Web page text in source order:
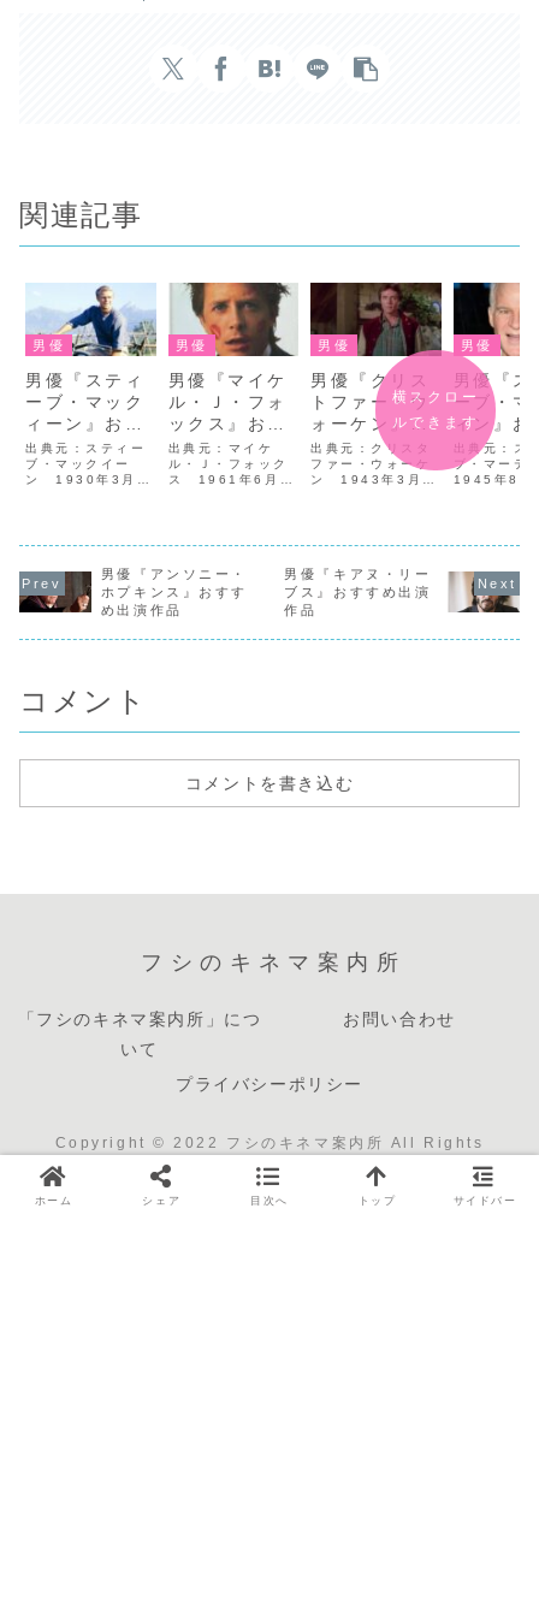
関連記事
男優
男優『スティ
ーブ・マック
ィーン』おす
すめ出演作品
出典元：スティー
ブ・マックイー
ン 1930年3月
夫や水夫をしなが
ら各地を転々とす
る。48年海兵隊入
りし、除隊後はニ
男優
男優『マイケ
ル・Ｊ・フォ
ックス』おす
すめ出演作品
出典元：マイケ
ル・Ｊ・フォック
ス 1961年6月9
『Leo and me』
に出演し芸能界入
りする。18歳でア
メリカへ渡り、俳
男優
男優『クリス
トファー・ウ
ォーケン』お
すすめ出演作
品
出典元：クリスタ
ファー・ウォーケ
ン 1943年3月
1978年のマイケ
ル・チミノ監督作
品「ディア・ハン
ター」でアカデミ
男優
男優『ス
ーブ・マ
ィン』お
め出演作
出典元：ス
ブ・マー
1945年8月
ギューラー
人気を博す
1979年カ
横スクロー
ルできます
男優『アンソニー・
ホプキンス』おすす
め出演作品
男優『キアヌ・リー
ブス』おすすめ出演
作品
コメント
コメントを書き込む
フシのキネマ案内所
「フシのキネマ案内所」につ
いて
お問い合わせ
プライバシーポリシー
Copyright © 2022 フシのキネマ案内所 All Rights
Reserved.
ホーム シェア 目次へ トップ サイドバー